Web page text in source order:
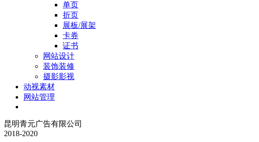
单页
折页
展板/展架
卡券
证书
网站设计
装饰装修
摄影影视
动视素材
网站管理
昆明青元广告有限公司
2018-2020